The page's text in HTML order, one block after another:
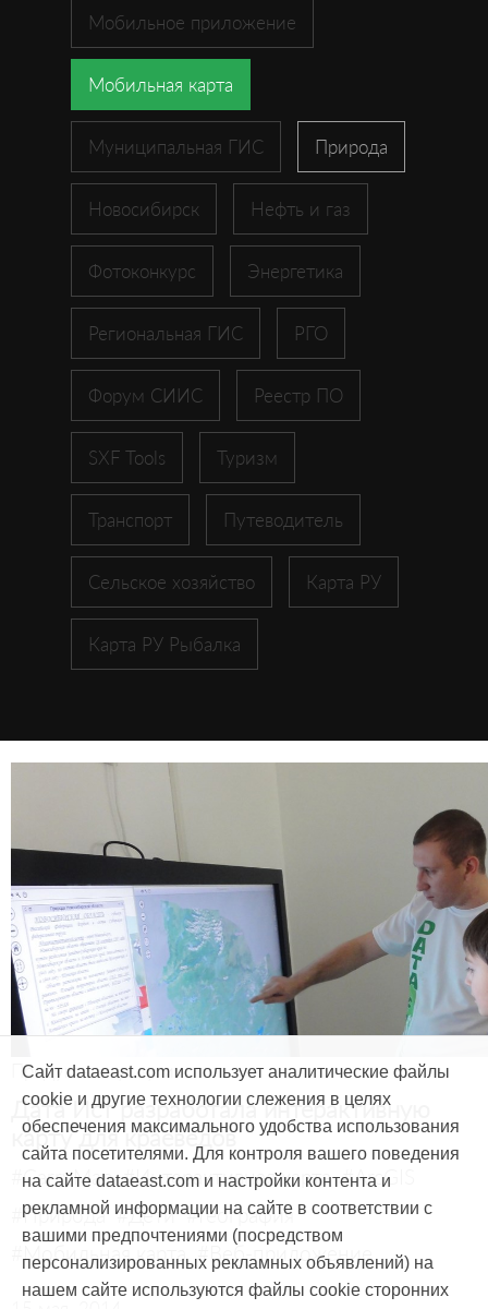
Мобильное приложение
Мобильная карта
Муниципальная ГИС Природа
Новосибирск Нефть и газ
Фотоконкурс Энергетика
Региональная ГИС РГО
Форум СИИС Реестр ПО
SXF Tools Туризм
Транспорт Путеводитель
Сельское хозяйство Карта РУ
Карта РУ Рыбалка
Продукты и услуги
Дата Ист разработала интерактивную
карту для краеведов
#CarryMap #Интерактивная карта #ArcGIS
#Природа #Дети #География
#Мобильная карта #Веб-приложение
Сайт dataeast.com использует аналитические файлы
cookie и другие технологии слежения в целях
обеспечения максимального удобства использования
сайта посетителями. Для контроля вашего поведения
на сайте dataeast.com и настройки контента и
рекламной информации на сайте в соответствии с
вашими предпочтениями (посредством
персонализированных рекламных объявлений) на
нашем сайте используются файлы cookie сторонних